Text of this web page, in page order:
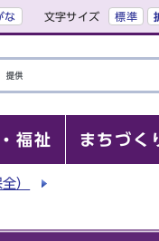
な 文字サイズ 標準
福祉 まちづく
）